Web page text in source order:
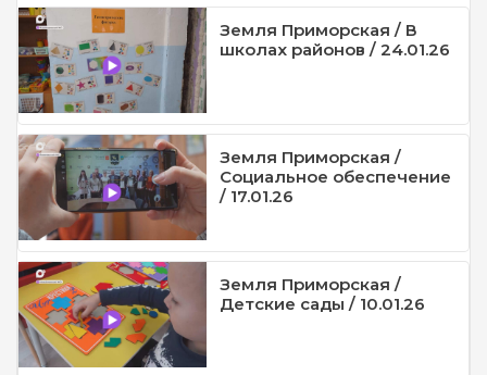
Земля Приморская / В
школах районов / 24.01.26
Земля Приморская /
Социальное обеспечение
/ 17.01.26
Земля Приморская /
Детские сады / 10.01.26